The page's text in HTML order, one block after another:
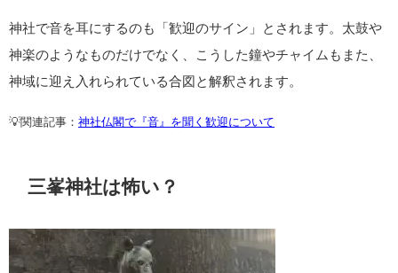
神社で音を耳にするのも「歓迎のサイン」とされます。太鼓や
神楽のようなものだけでなく、こうした鐘やチャイムもまた、
神域に迎え入れられている合図と解釈されます。
💡関連記事： 神社仏閣で『音』を聞く歓迎について
三峯神社は怖い？